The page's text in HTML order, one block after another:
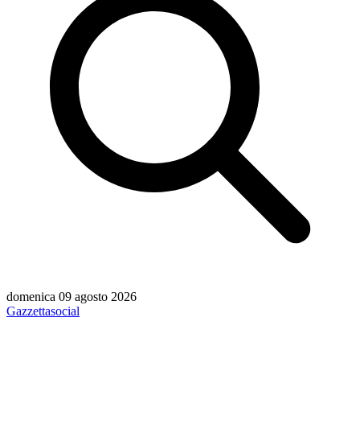
domenica 09 agosto 2026
Gazzettasocial